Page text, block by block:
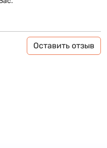
Оставить отзыв